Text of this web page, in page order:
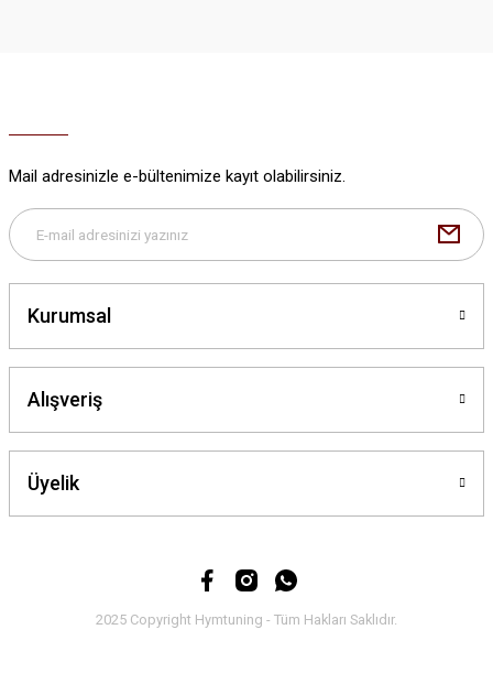
Mail adresinizle e-bültenimize kayıt olabilirsiniz.
Kurumsal
Alışveriş
Üyelik
2025 Copyright Hymtuning - Tüm Hakları Saklıdır.